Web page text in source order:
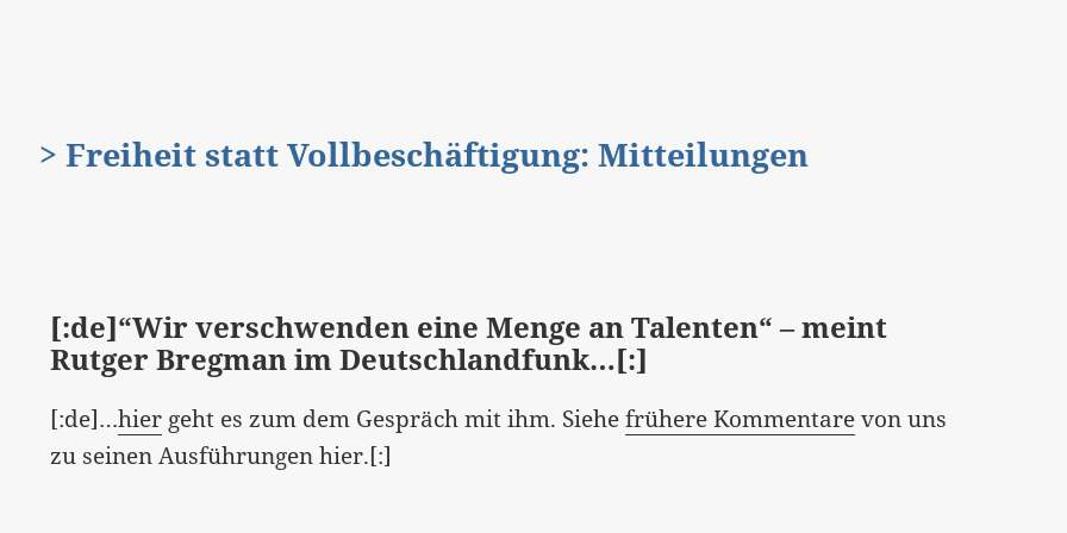
> Freiheit statt Vollbeschäftigung: Mitteilungen
[:de]“Wir verschwenden eine Menge an Talenten“ – meint
Rutger Bregman im Deutschlandfunk…[:]
[:de]…hier geht es zum dem Gespräch mit ihm. Siehefrühere Kommentarevon uns
zu seinen Ausführungen hier.[:]